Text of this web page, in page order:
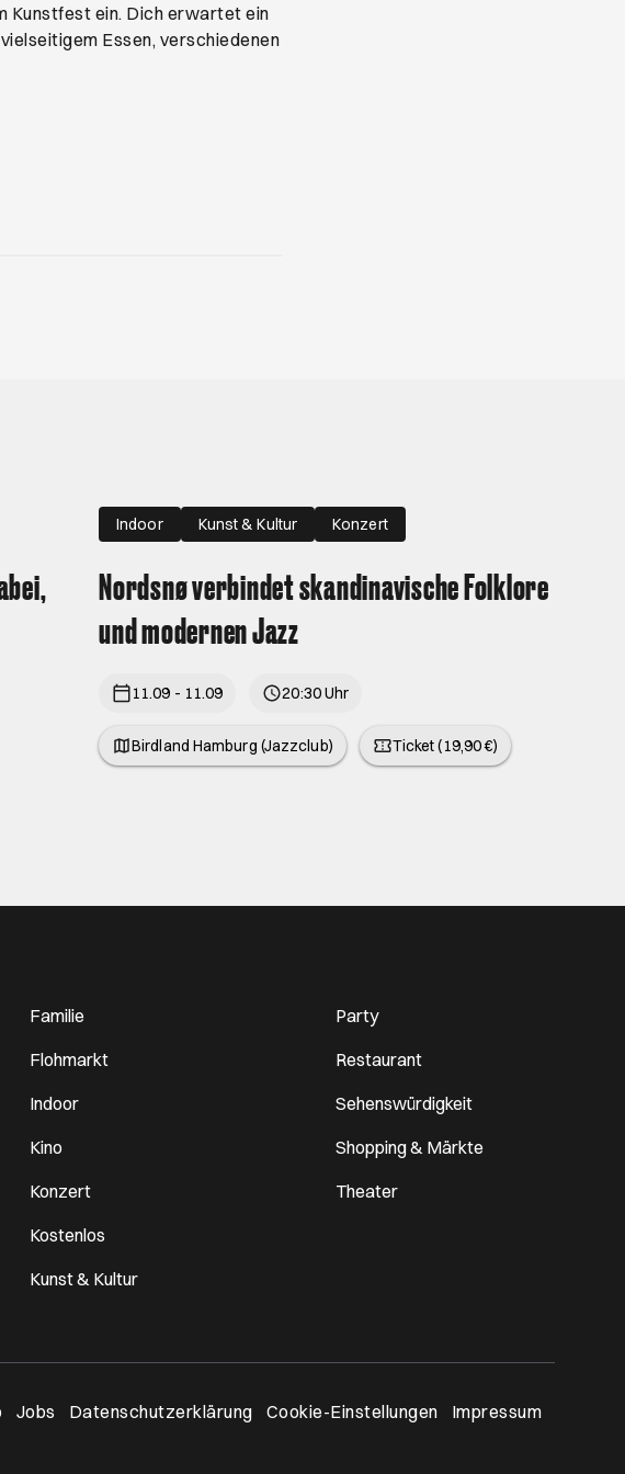
Kunstfest ein. Dich erwartet ein
Essen, verschiedenen
Indoor Kunst & Kultur Konzert
Nordsnø verbindet skandinavische Folklore
und modernen Jazz
11.09 - 11.09 20:30 Uhr
Birdland Hamburg (Jazzclub) Ticket (19,90 €)
Familie
Flohmarkt
Indoor
Kino
Konzert
Kostenlos
Kunst & Kultur
Party
Restaurant
Sehenswürdigkeit
Shopping & Märkte
Theater
Jobs Öffnet ein neues Browser-Tab
Datenschutzerklärung Cookie-Einstellungen Impressum